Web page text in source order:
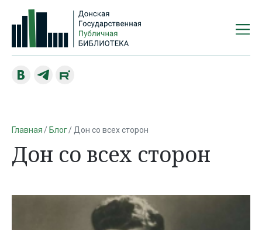
Главная Блог Дон со всех сторон
Дон со всех сторон